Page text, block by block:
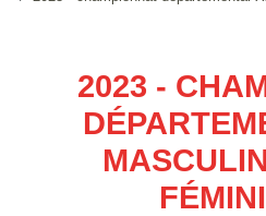
2023 -